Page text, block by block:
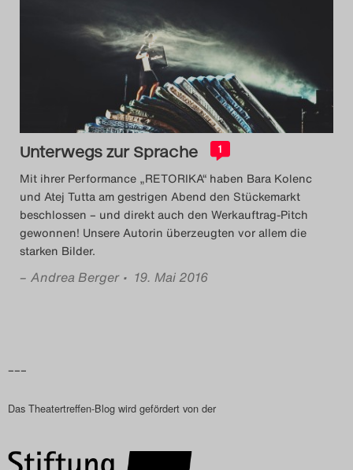
Das Theatertreffen-Blog
2014
Das Theatertreffen-Blog
2015
Das Theatertreffen-Blog
2016
Das Theatertreffen-Blog
2017
2018 Alumni
Das Theatertreffen-Blog
Unterwegs zur Sprache 1
Mit ihrer Performance „RETORIKA“ haben Bara Kolenc
und Atej Tutta am gestrigen Abend den Stückemarkt
beschlossen – und direkt auch den Werkauftrag-Pitch
gewonnen! Unsere Autorin überzeugten vor allem die
starken Bilder.
– Andrea Berger • 19. Mai 2016
–––
Das Theatertreffen-Blog wird gefördert von der